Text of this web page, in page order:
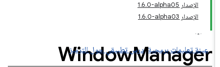
الإصدار ‎1.6.0-alpha05
الإصدار ‎1.6.0-alpha03
WindowManager
عينة تعليمات برمجية درس تطبيقي حول الترميز